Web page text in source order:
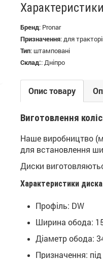
Бренд: Pronar
Призначення:для
Тип: штамповані
Склад::Дніпро
Опис товару
Виготовлення
Наше виробництво
для встановлення
Диски
Характеристики диска
Профіль: DW
Ширина обода:
Діаметр обода:
Призначення: